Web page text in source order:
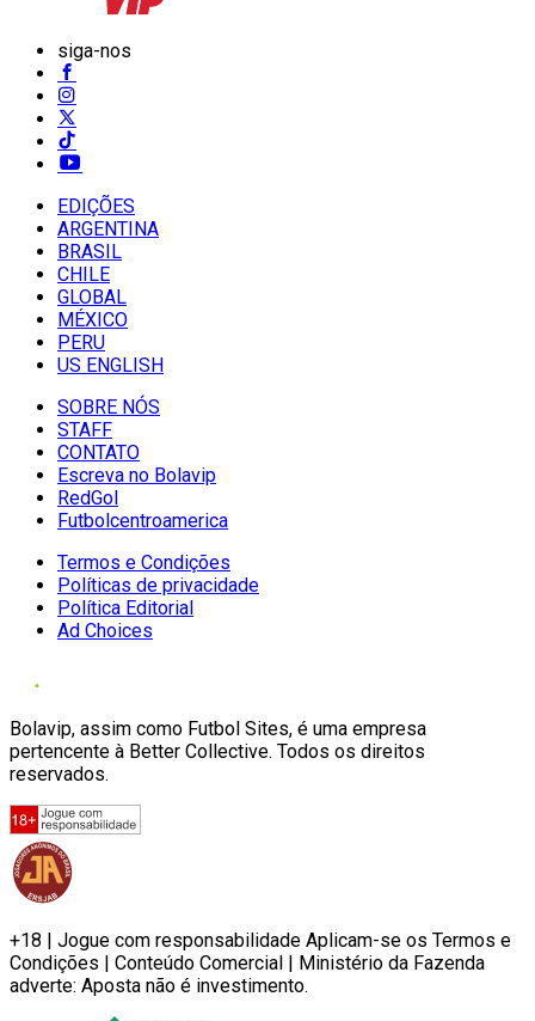
siga-nos
EDIÇÕES
ARGENTINA
BRASIL
CHILE
GLOBAL
MÉXICO
PERU
US ENGLISH
SOBRE NÓS
STAFF
CONTATO
Escreva no Bolavip
RedGol
Futbolcentroamerica
Termos e Condições
Políticas de privacidade
Política Editorial
Ad Choices
Bolavip, assim como Futbol Sites, é uma empresa
pertencente à Better Collective. Todos os direitos
reservados.
+18 | Jogue com responsabilidade Aplicam-se os Termos e
Condições | Conteúdo Comercial | Ministério da Fazenda
adverte: Aposta não é investimento.